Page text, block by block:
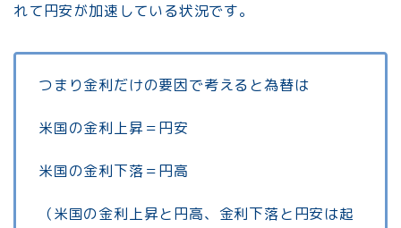
れて円安が加速している状況です。
つまり金利だけの要因で考えると為替は
米国の金利上昇＝円安
米国の金利下落＝円高
（米国の金利上昇と円高、金利下落と円安は起